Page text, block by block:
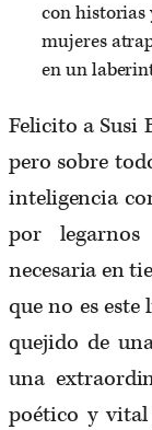
con historias
mujeres
en un
Felicito a Susi
pero sobre
inteligencia
por
necesaria en
que no es
quejido de
una
poético y